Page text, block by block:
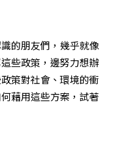
的朋友們，幾乎就像
些政策，邊努力想辦
策對社會、環境的衝
藉用這些方案，試著